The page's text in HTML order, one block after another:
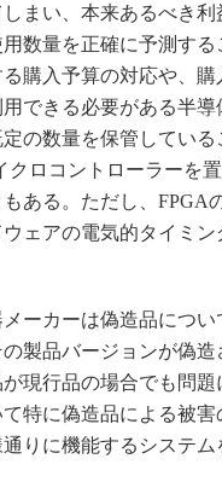
まい、本来あるべき
数量を正確に予測する
購入予算の対応や、
できる必要がある半
の数量を保管してい
クロコントローラーを
ある。ただし、FPGA
ェアの電気的タイミ
ーカーは偽造品につ
製品バージョンが偽
現行品の場合でも問
特に偽造品による被
りに機能するシステ